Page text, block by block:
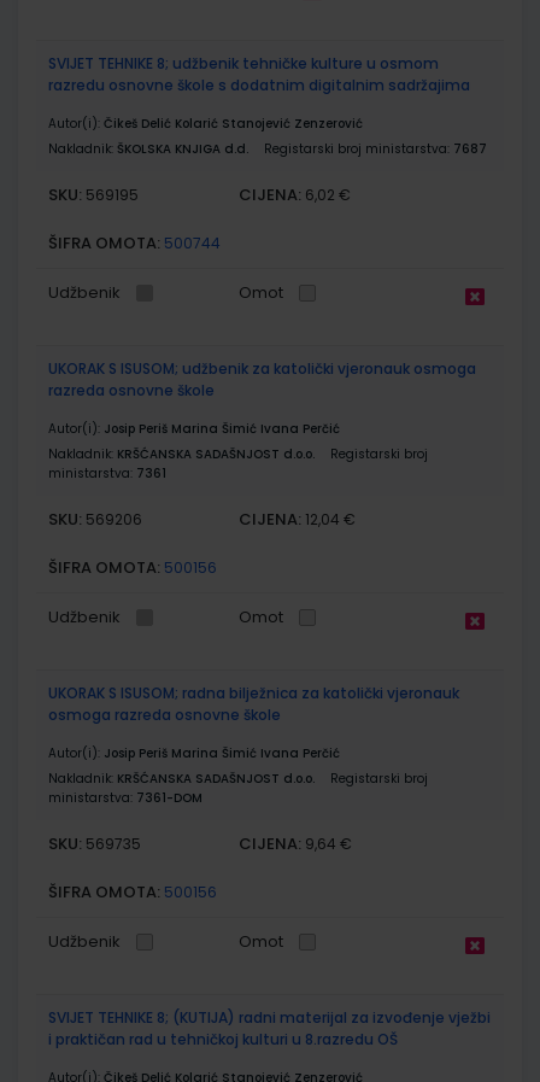
SVIJET TEHNIKE 8; udžbenik tehničke kulture u osmom
razredu osnovne škole s dodatnim digitalnim sadržajima
Autor(i): Čikeš Delić Kolarić Stanojević Zenzerović
Nakladnik: ŠKOLSKA KNJIGA d.d. Registarski broj ministarstva: 7687
SKU: 569195 CIJENA: 6,02 €
ŠIFRA OMOTA: 500744
Udžbenik Omot
UKORAK S ISUSOM; udžbenik za katolički vjeronauk osmoga
razreda osnovne škole
Autor(i): Josip Periš Marina Šimić Ivana Perčić
Nakladnik: KRŠĆANSKA SADAŠNJOST d.o.o.
Registarski broj
ministarstva: 7361
SKU: 569206 CIJENA: 12,04 €
ŠIFRA OMOTA: 500156
Udžbenik Omot
UKORAK S ISUSOM; radna bilježnica za katolički vjeronauk
osmoga razreda osnovne škole
Autor(i): Josip Periš Marina Šimić Ivana Perčić
Nakladnik: KRŠĆANSKA SADAŠNJOST d.o.o.
Registarski broj
ministarstva: 7361-DOM
SKU: 569735 CIJENA: 9,64 €
ŠIFRA OMOTA: 500156
Udžbenik Omot
SVIJET TEHNIKE 8; (KUTIJA) radni materijal za izvođenje vježbi
i praktičan rad u tehničkoj kulturi u 8.razredu OŠ
Autor(i): Čikeš Delić Kolarić Stanojević Zenzerović